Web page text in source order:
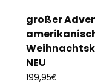
großer
NEU
199,95€